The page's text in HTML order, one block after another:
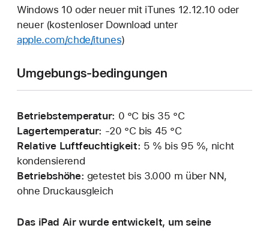
Windows 10 oder neuer mit iTunes 12.12.10 oder
neuer (kostenloser Download unter
apple.com/chde/itunes)
Umgebungs-bedingungen
Betriebstemperatur: 0 °C bis 35 °C
Lagertemperatur: ‑20 °C bis 45 °C
Relative Luftfeuchtigkeit: 5 % bis 95 %, nicht
kondensierend
Betriebshöhe: getestet bis 3.000 m über NN,
ohne Druckausgleich
Das iPad Air wurde entwickelt, um seine